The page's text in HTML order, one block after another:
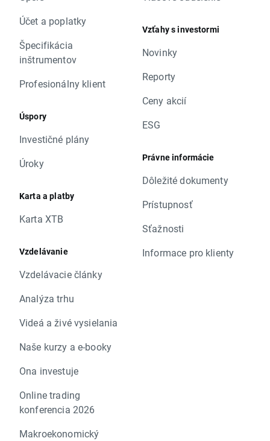
Účet a poplatky
Špecifikácia
inštrumentov
Profesionálny klient
Úspory
Investičné plány
Úroky
Karta a platby
Karta XTB
Vzdelávanie
Vzdelávacie články
Analýza trhu
Videá a živé vysielania
Naše kurzy a e-booky
Ona investuje
Online trading
konferencia 2026
Makroekonomický
Vzťahy s investormi
Novinky
Reporty
Ceny akcií
ESG
Právne informácie
Dôležité dokumenty
Prístupnosť
Sťažnosti
Informace pro klienty